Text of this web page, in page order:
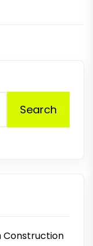
Search
Construction